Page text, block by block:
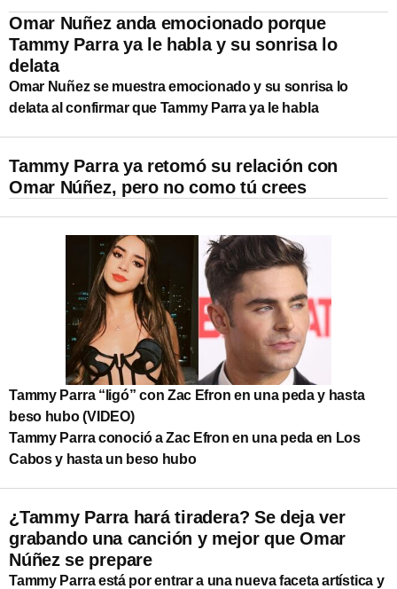
Omar Nuñez anda emocionado porque
Tammy Parra ya le habla y su sonrisa lo
delata
Omar Nuñez se muestra emocionado y su sonrisa lo
delata al confirmar que Tammy Parra ya le habla
Tammy Parra ya retomó su relación con
Omar Núñez, pero no como tú crees
Tammy Parra “ligó” con Zac Efron en una peda y hasta
beso hubo (VIDEO)
Tammy Parra conoció a Zac Efron en una peda en Los
Cabos y hasta un beso hubo
¿Tammy Parra hará tiradera? Se deja ver
grabando una canción y mejor que Omar
Núñez se prepare
Tammy Parra está por entrar a una nueva faceta artística y